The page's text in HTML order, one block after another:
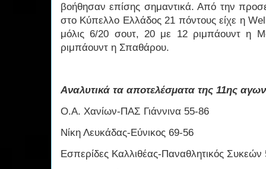
βοήθησαν επίσης σημαντικά. Από την
στο Κύπελλο Ελλάδος 21 πόντους είχε η
μόλις 6/20 σουτ, 20 με 12 ριμπάουντ η
ριμπάουντ η Σπαθάρου.
Αναλυτικά τα αποτελέσματα της 11ης
Ο.Α. Χανίων-ΠΑΣ Γιάννινα 55-86
Νίκη Λευκάδας-Εύνικος 69-56
Εσπερίδες Καλλιθέας-Παναθλητικός Συκεών